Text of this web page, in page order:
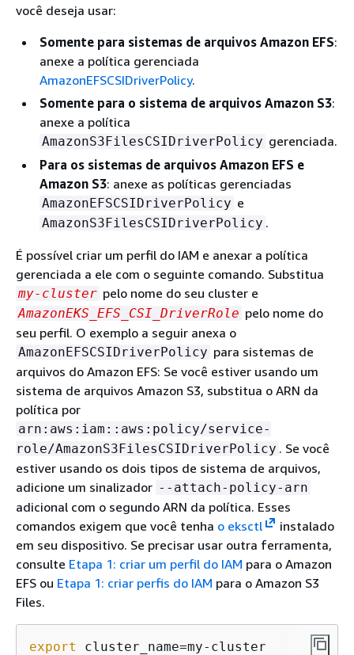
você deseja usar:
Somente para sistemas de arquivos Amazon EFS:
anexe a política gerenciada
AmazonEFSCSIDriverPolicy.
Somente para o sistema de arquivos Amazon S3:
anexe a política
AmazonS3FilesCSIDriverPolicy gerenciada.
Para os sistemas de arquivos Amazon EFS e
Amazon S3: anexe as políticas gerenciadas
AmazonEFSCSIDriverPolicy e
AmazonS3FilesCSIDriverPolicy .
É possível criar um perfil do IAM e anexar a política
gerenciada a ele com o seguinte comando. Substitua
my-cluster pelo nome do seu cluster e
AmazonEKS_EFS_CSI_DriverRole pelo nome do
seu perfil. O exemplo a seguir anexa o
AmazonEFSCSIDriverPolicy para sistemas de
arquivos do Amazon EFS: Se você estiver usando um
sistema de arquivos Amazon S3, substitua o ARN da
política por
arn:aws:iam::aws:policy/service-
role/AmazonS3FilesCSIDriverPolicy . Se você
estiver usando os dois tipos de sistema de arquivos,
adicione um sinalizador --attach-policy-arn
adicional com o segundo ARN da política. Esses
comandos exigem que você tenha o eksctl
instalado
em seu dispositivo. Se precisar usar outra ferramenta,
consulte Etapa 1: criar um perfil do IAM para o Amazon
EFS ou Etapa 1: criar perfis do IAM para o Amazon S3
Files.
export